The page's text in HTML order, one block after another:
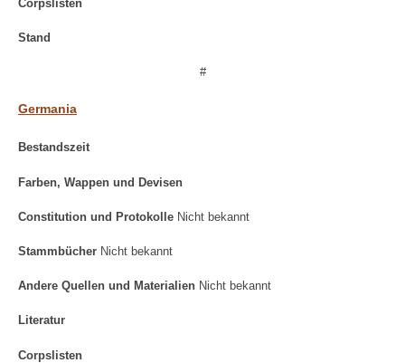
Corpslisten
Stand
#
Germania
Bestandszeit
Farben, Wappen und Devisen
Constitution und Protokolle Nicht bekannt
Stammbücher Nicht bekannt
Andere Quellen und Materialien Nicht bekannt
Literatur
Corpslisten